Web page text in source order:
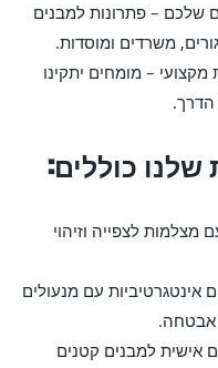
שלכם – פתרונות למבנים
משרדים ומוסדות.
– מומחים יתקינו
הדרך.
שלנו כוללים:
מצלמות לצפייה וזיהוי
אינטגרטיביות עם מנעולים
אבטחה.
אישית למבנים קטנים